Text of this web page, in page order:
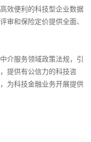
效便利的科技型企业数据
审和保险定价提供全面、
介服务领域政策法规，引
提供有公信力的科技咨
为科技金融业务开展提供